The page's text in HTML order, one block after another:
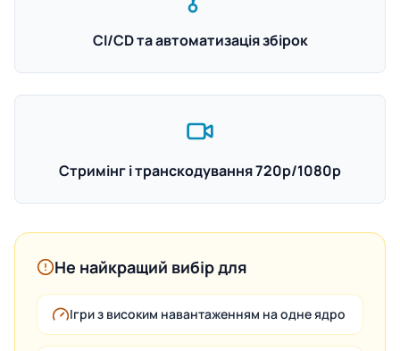
CI/CD та автоматизація збірок
Стримінг і транскодування 720p/1080p
Не найкращий вибір для
Ігри з високим навантаженням на одне ядро